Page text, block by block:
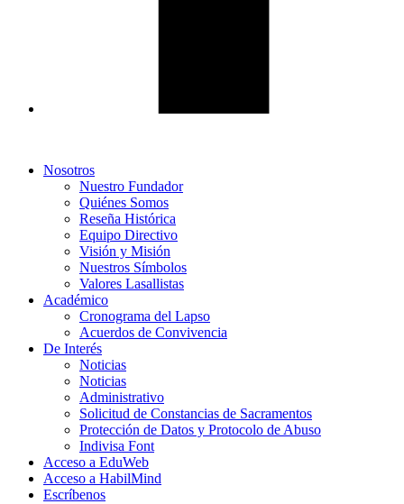
Nosotros
Nuestro Fundador
Quiénes Somos
Reseña Histórica
Equipo Directivo
Visión y Misión
Nuestros Símbolos
Valores Lasallistas
Académico
Cronograma del Lapso
Acuerdos de Convivencia
De Interés
Noticias
Noticias
Administrativo
Solicitud de Constancias de Sacramentos
Protección de Datos y Protocolo de Abuso
Indivisa Font
Acceso a EduWeb
Acceso a HabilMind
Escríbenos